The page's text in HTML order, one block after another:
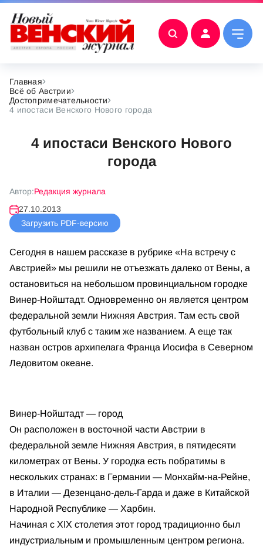
Главная
Всё об Австрии
Достопримечательности
4 ипостаси Венского Нового города
4 ипостаси Венского Нового
города
Автор:Редакция журнала
27.10.2013
Загрузить PDF-версию
Сегодня в нашем рассказе в рубрике «На встречу с
Австрией» мы решили не отъезжать далеко от Вены, а
остановиться на небольшом провинциальном городке
Винер-Нойштадт. Одновременно он является центром
федеральной земли Нижняя Австрия. Там есть свой
футбольный клуб с таким же названием. А еще так
назван остров архипелага Франца Иосифа в Северном
Ледовитом океане.
Винер-Нойштадт — город
Он расположен в восточной части Австрии в
федеральной земле Нижняя Австрия, в пятидесяти
километрах от Вены. У городка есть побратимы в
нескольких странах: в Германии — Монхайм-на-Рейне,
в Италии — Дезенцано-дель-Гарда и даже в Китайской
Народной Республике — Харбин.
Начиная с XIX столетия этот город традиционно был
индустриальным и промышленным центром региона.